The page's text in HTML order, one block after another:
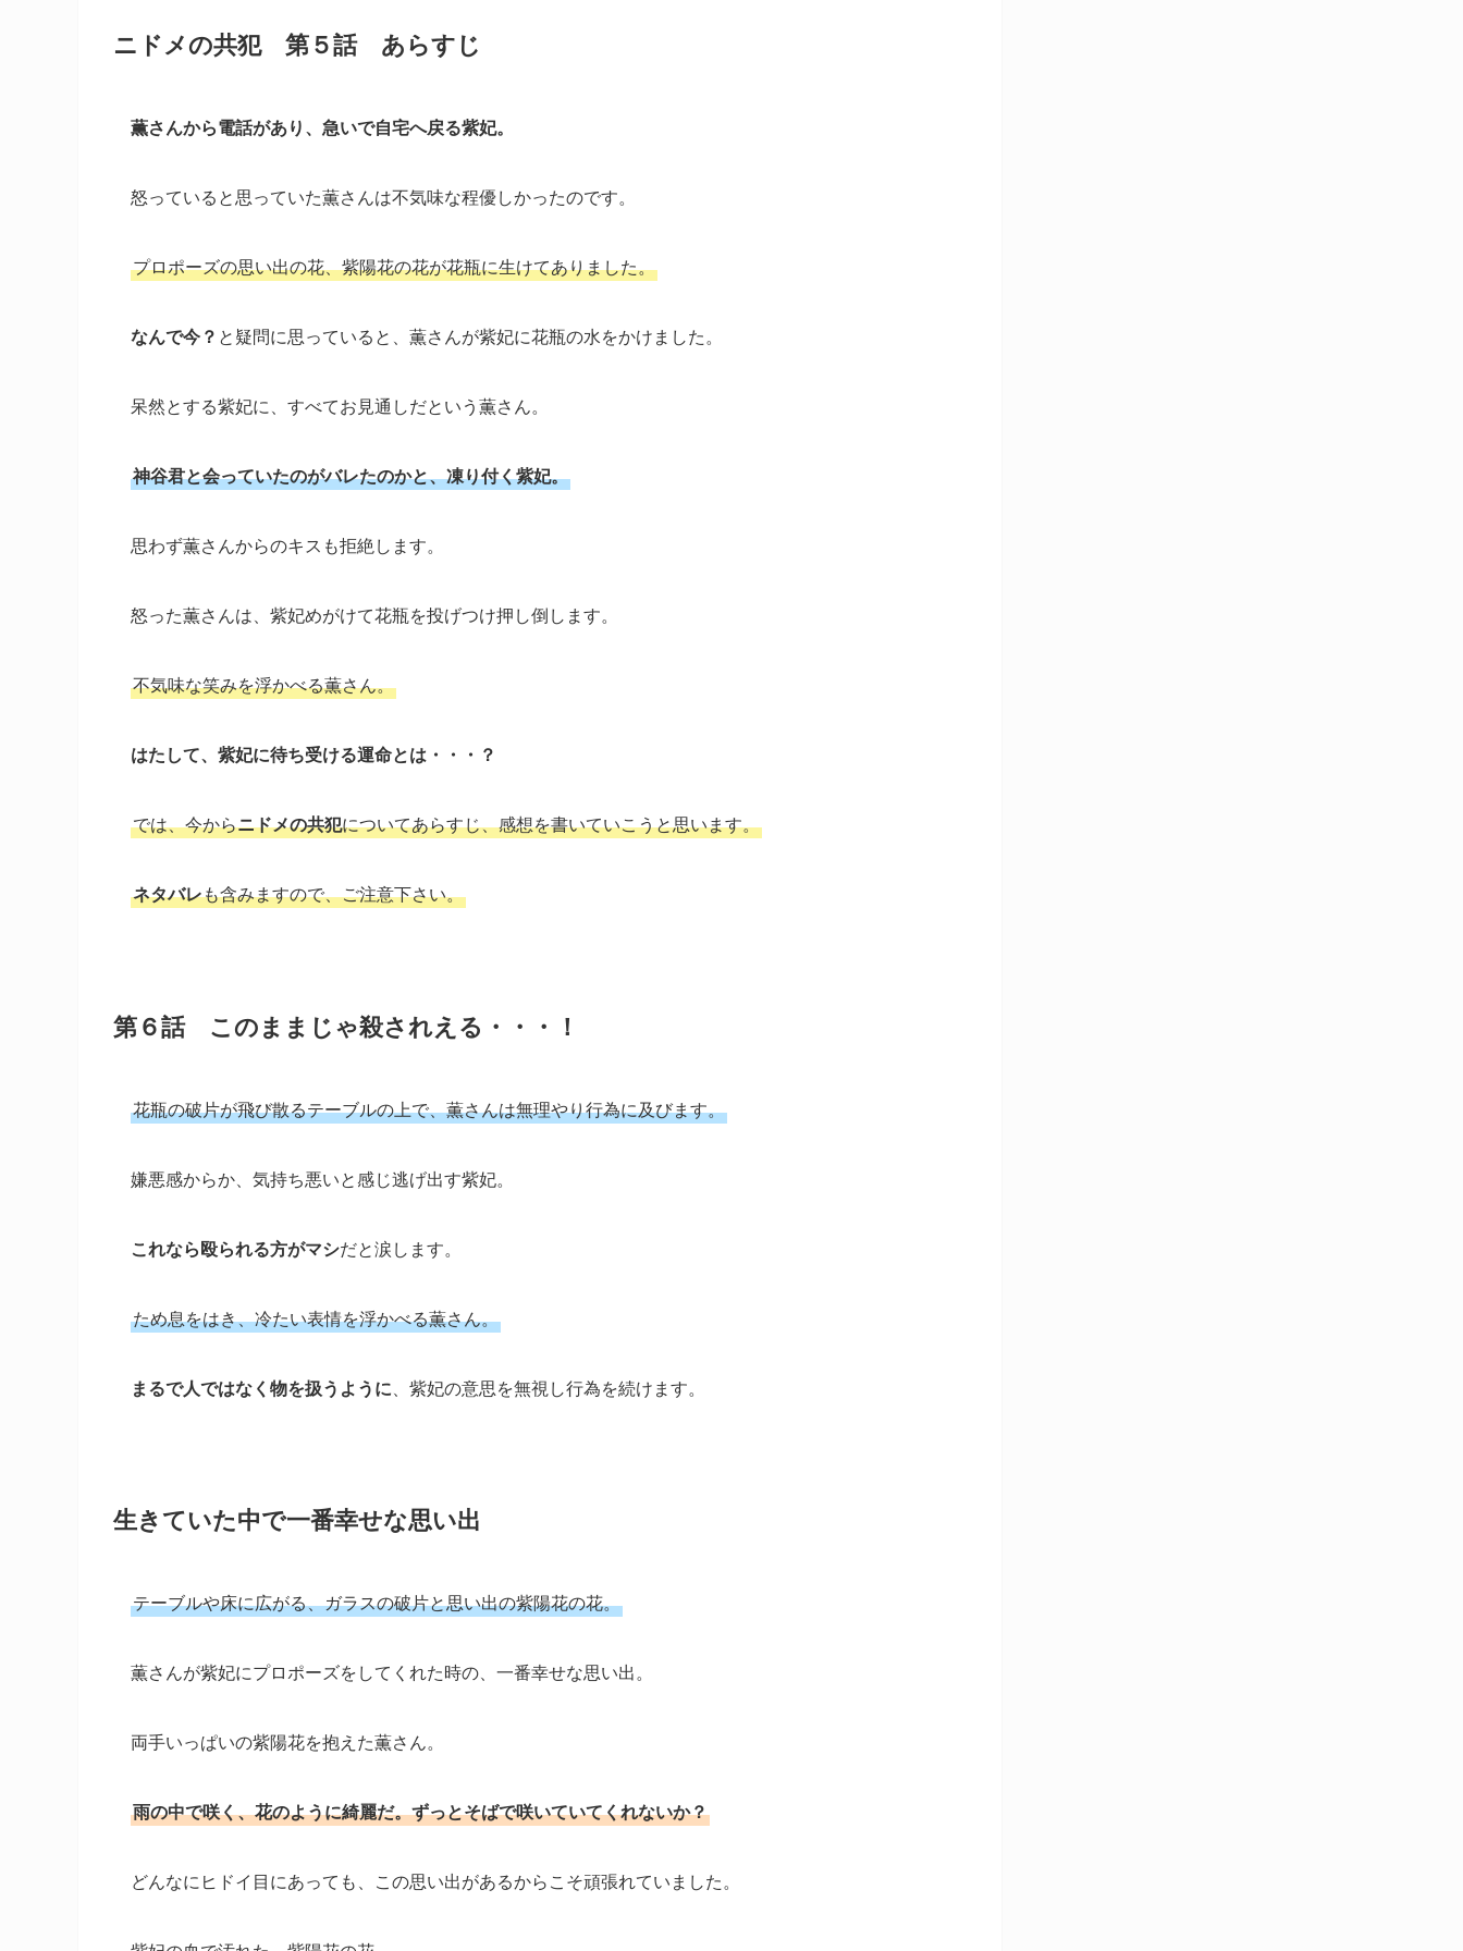
ニドメの共犯 第５話 あらすじ
薫さんから電話があり、急いで自宅へ戻る紫妃。
怒っていると思っていた薫さんは不気味な程優しかったのです。
プロポーズの思い出の花、紫陽花の花が花瓶に生けてありました。
なんで今？ と疑問に思っていると、薫さんが紫妃に花瓶の水をかけました。
呆然とする紫妃に、すべてお見通しだという薫さん。
神谷君と会っていたのがバレたのかと、凍り付く紫妃。
思わず薫さんからのキスも拒絶します。
怒った薫さんは、紫妃めがけて花瓶を投げつけ押し倒します。
不気味な笑みを浮かべる薫さん。
はたして、紫妃に待ち受ける運命とは・・・？
では、今からニドメの共犯についてあらすじ、感想を書いていこうと思います。
ネタバレも含みますので、ご注意下さい。
第６話 このままじゃ殺されえる・・・！
花瓶の破片が飛び散るテーブルの上で、薫さんは無理やり行為に及びます。
嫌悪感からか、気持ち悪いと感じ逃げ出す紫妃。
これなら殴られる方がマシだと涙します。
ため息をはき、冷たい表情を浮かべる薫さん。
まるで人ではなく物を扱うように、紫妃の意思を無視し行為を続けます。
生きていた中で一番幸せな思い出
テーブルや床に広がる、ガラスの破片と思い出の紫陽花の花。
薫さんが紫妃にプロポーズをしてくれた時の、一番幸せな思い出。
両手いっぱいの紫陽花を抱えた薫さん。
雨の中で咲く、花のように綺麗だ。ずっとそばで咲いていてくれないか？
どんなにヒドイ目にあっても、この思い出があるからこそ頑張れていました。